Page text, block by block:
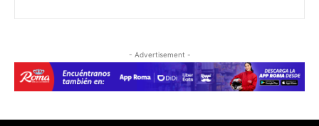
- Advertisement -